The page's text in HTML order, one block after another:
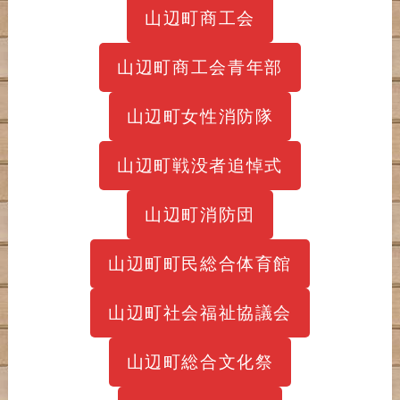
山辺町商工会
山辺町商工会青年部
山辺町女性消防隊
山辺町戦没者追悼式
山辺町消防団
山辺町町民総合体育館
山辺町社会福祉協議会
山辺町総合文化祭